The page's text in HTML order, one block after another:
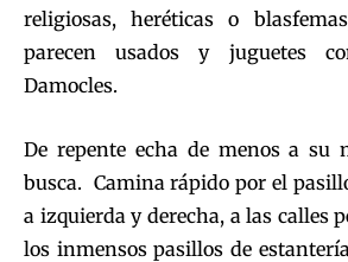
religiosas, heréticas o
parecen usados y juguetes
Damocles.
De repente echa de menos a su
busca. Camina rápido por el
a izquierda y derecha, a las calles
los inmensos pasillos de